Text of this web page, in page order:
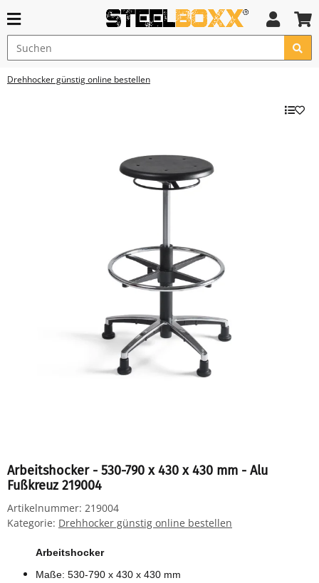
Drehhocker günstig online bestellen
Arbeitshocker - 530-790 x 430 x 430 mm - Alu
Fußkreuz 219004
Artikelnummer: 219004
Kategorie: Drehhocker günstig online bestellen
Arbeitshocker
Maße: 530-790 x 430 x 430 mm